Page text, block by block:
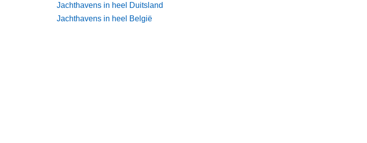
Jachthavens in heel Duitsland
Jachthavens in heel België